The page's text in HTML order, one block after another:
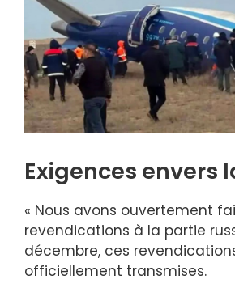
Exigences envers
« Nous avons ouvertement
revendications à la partie
décembre, ces
officiellement transmises.